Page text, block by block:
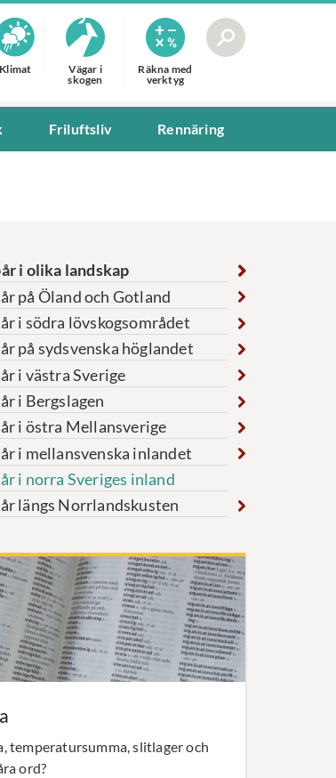
Klimat
Vägar i
skogen
Räkna med
verktyg
Friluftsliv Rennäring
i olika landskap
på Öland och Gotland
i södra lövskogsområdet
på sydsvenska höglandet
i västra Sverige
i Bergslagen
i östra Mellansverige
i mellansvenska inlandet
i norra Sveriges inland
längs Norrlandskusten
temperatursumma, slitlager och
ord?